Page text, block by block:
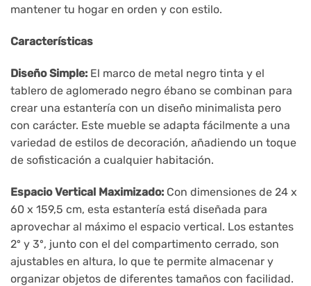
mantener tu hogar en orden y con estilo.
Características
Diseño Simple: El marco de metal negro tinta y el
tablero de aglomerado negro ébano se combinan para
crear una estantería con un diseño minimalista pero
con carácter. Este mueble se adapta fácilmente a una
variedad de estilos de decoración, añadiendo un toque
de sofisticación a cualquier habitación.
Espacio Vertical Maximizado: Con dimensiones de 24 x
60 x 159,5 cm, esta estantería está diseñada para
aprovechar al máximo el espacio vertical. Los estantes
2º y 3º, junto con el del compartimento cerrado, son
ajustables en altura, lo que te permite almacenar y
organizar objetos de diferentes tamaños con facilidad.